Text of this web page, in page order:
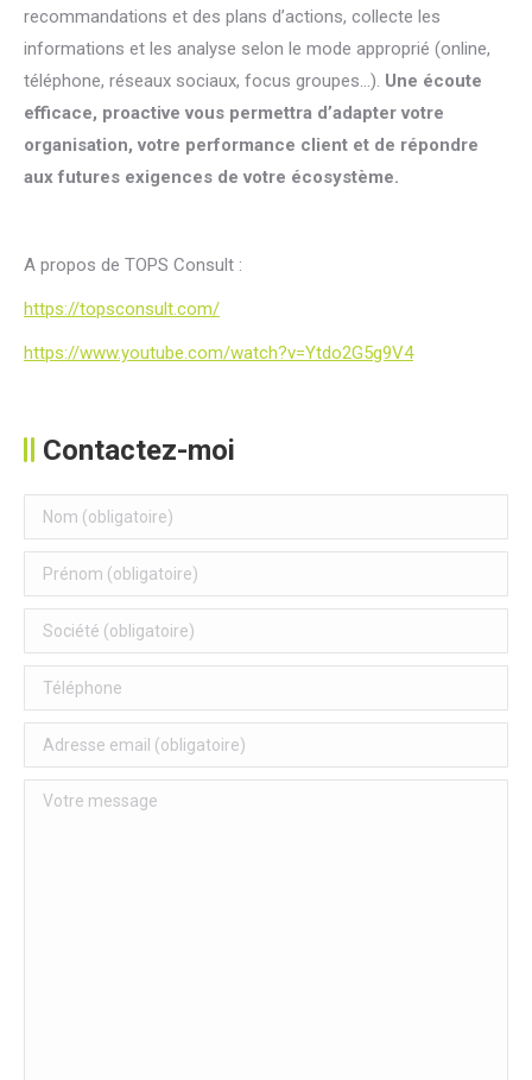
recommandations et des plans d’actions, collecte les
informations et les analyse selon le mode approprié (online,
téléphone, réseaux sociaux, focus groupes…). Une écoute
efficace, proactive vous permettra d’adapter votre
organisation, votre performance client et de répondre
aux futures exigences de votre écosystème.
A propos de TOPS Consult :
https://topsconsult.com/
https://www.youtube.com/watch?v=Ytdo2G5g9V4
Contactez-moi